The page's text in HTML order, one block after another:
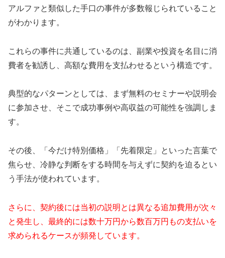
アルファと類似した手口の事件が多数報じられていること
がわかります。
これらの事件に共通しているのは、副業や投資を名目に消
費者を勧誘し、高額な費用を支払わせるという構造です。
典型的なパターンとしては、まず無料のセミナーや説明会
に参加させ、そこで成功事例や高収益の可能性を強調しま
す。
その後、「今だけ特別価格」「先着限定」といった言葉で
焦らせ、冷静な判断をする時間を与えずに契約を迫るとい
う手法が使われています。
さらに、契約後には当初の説明とは異なる追加費用が次々
と発生し、最終的には数十万円から数百万円もの支払いを
求められるケースが頻発しています。